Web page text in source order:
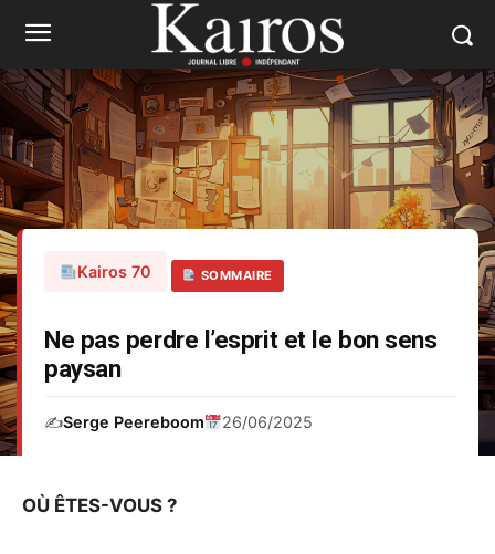
Kairos 70 SOMMAIRE
Ne pas perdre l’esprit et le bon sens
paysan
✍️Serge Peereboom 26/06/2025
OÙ ÊTES-VOUS ?